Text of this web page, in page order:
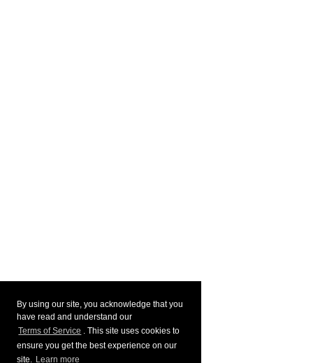
By using our site, you acknowledge that you
have read and understand our
Terms of Service . This site uses cookies to
ensure you get the best experience on our
site. Learn more